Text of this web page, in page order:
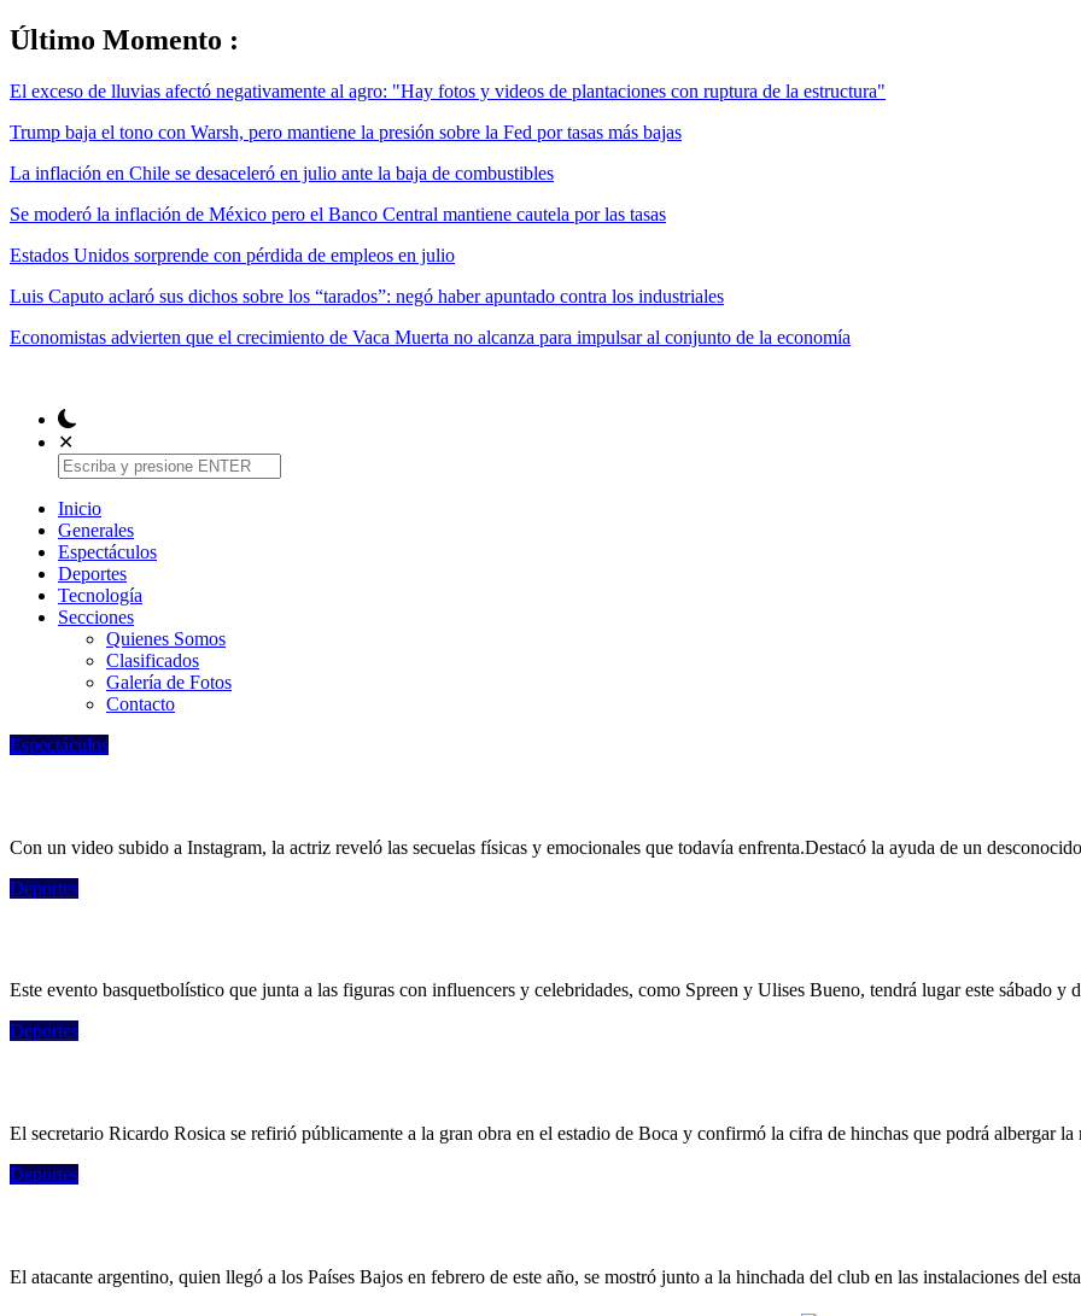
Último Momento :
El exceso de lluvias afectó negativamente al agro: "Hay fotos y videos de plantaciones con ruptura de la estructura"
Trump baja el tono con Warsh, pero mantiene la presión sobre la Fed por tasas más bajas
La inflación en Chile se desaceleró en julio ante la baja de combustibles
Se moderó la inflación de México pero el Banco Central mantiene cautela por las tasas
Estados Unidos sorprende con pérdida de empleos en julio
Luis Caputo aclaró sus dichos sobre los “tarados”: negó haber apuntado contra los industriales
Economistas advierten que el crecimiento de Vaca Muerta no alcanza para impulsar al conjunto de la economía
✕
Inicio
Generales
Espectáculos
Deportes
Tecnologí­a
Secciones
Quienes Somos
Clasificados
Galería de Fotos
Contacto
Espectáculos
Con un video subido a Instagram, la actriz reveló las secuelas físicas y emocionales que todavía enfrenta.Destacó la ayuda de un
Deportes
Este evento basquetbolístico que junta a las figuras con influencers y celebridades, como Spreen y Ulises Bueno, tendrá lugar este sábado
Deportes
El secretario Ricardo Rosica se refirió públicamente a la gran obra en el estadio de Boca y confirmó la cifra de hinchas que podrá albergar la
Deportes
El atacante argentino, quien llegó a los Países Bajos en febrero de este año, se mostró junto a la hinchada del club en las instalaciones del